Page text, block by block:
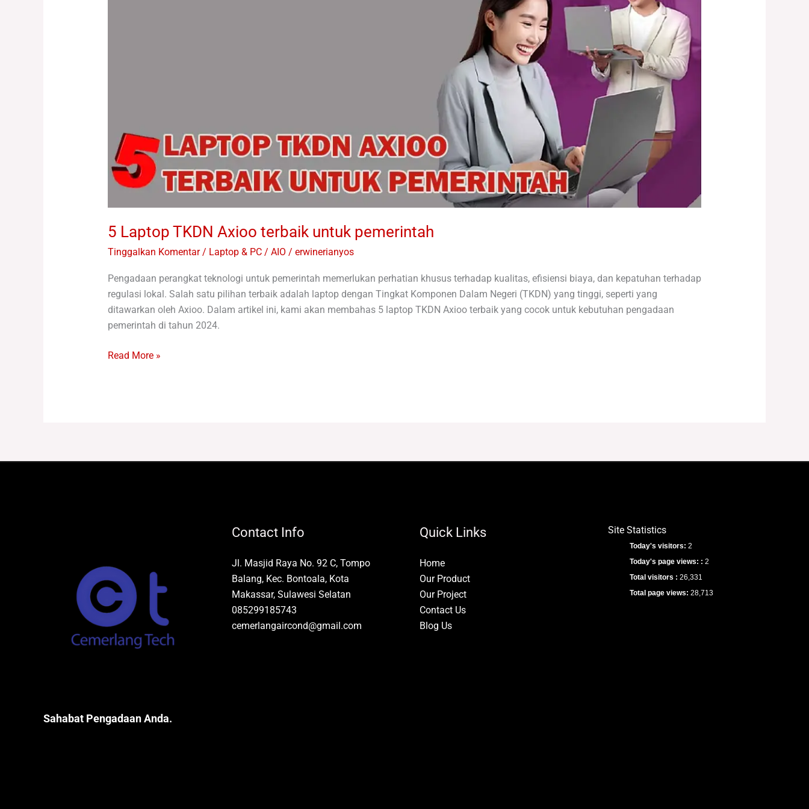
5 Laptop TKDN Axioo terbaik untuk pemerintah
Tinggalkan Komentar / Laptop & PC / AIO / erwinerianyos
Pengadaan perangkat teknologi untuk pemerintah memerlukan perhatian khusus terhadap kualitas, efisiensi biaya, dan kepatuhan terhadap
regulasi lokal. Salah satu pilihan terbaik adalah laptop dengan Tingkat Komponen Dalam Negeri (TKDN) yang tinggi, seperti yang
ditawarkan oleh Axioo. Dalam artikel ini, kami akan membahas 5 laptop TKDN Axioo terbaik yang cocok untuk kebutuhan pengadaan
pemerintah di tahun 2024.
Read More »
Sahabat Pengadaan Anda.
Contact Info
Jl. Masjid Raya No. 92 C, Tompo
Balang, Kec. Bontoala, Kota
Makassar, Sulawesi Selatan
085299185743
cemerlangaircond@gmail.com
Quick Links
Home
Our Product
Our Project
Contact Us
Blog Us
Site Statistics
Today's visitors: 2
Today's page views: : 2
Total visitors : 26,331
Total page views: 28,713